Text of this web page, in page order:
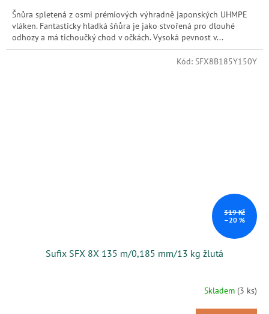
Šnůra spletená z osmi prémiových výhradně japonských UHMPE
vláken. Fantasticky hladká šňůra je jako stvořená pro dlouhé
odhozy a má tichoučký chod v očkách. Vysoká pevnost v...
319 Kč
–20 %
Sufix SFX 8X 135 m/0,185 mm/13 kg žlutá
Skladem (3 ks)
Kód: SFX8B185Y150Y